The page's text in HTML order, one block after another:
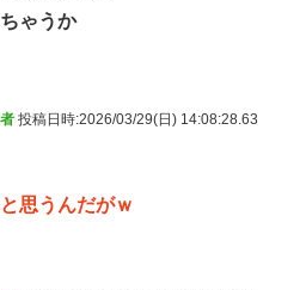
ゃうか
投稿日時:2026/03/29(日) 14:08:28.63
思うんだがｗ